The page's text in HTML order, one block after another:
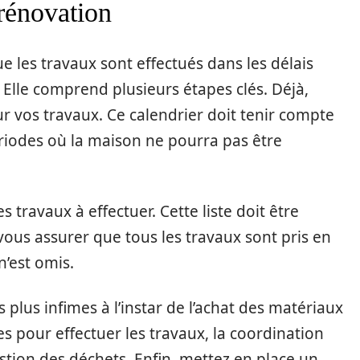
les travaux sont effectués dans les délais
comprend plusieurs étapes clés. Déjà,
vos travaux. Ce calendrier doit tenir compte
où la maison ne pourra pas être
travaux à effectuer. Cette liste doit être
assurer que tous les travaux sont pris en
omis.
infimes à l’instar de l’achat des matériaux
pour effectuer les travaux, la coordination